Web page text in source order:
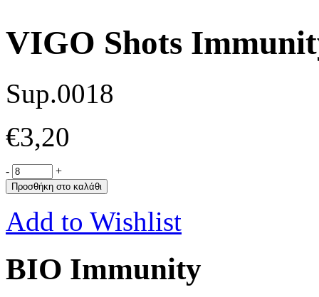
VIGO Shots
Sup.0018
€3,20
- +
Προσθήκη στο καλάθι
Add to Wishlist
BIO Immunity